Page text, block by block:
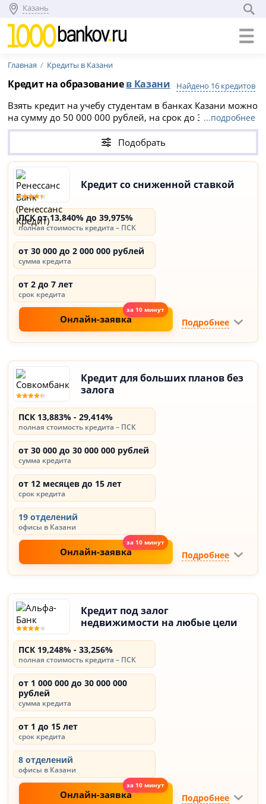
Казань
Главная Кредиты в Казани
Кредит на образованиев Казани Найдено 16 кредитов
Взять кредит на учебу студентам в банках Казани можно
на сумму до 50 000 000 рублей, на срок до 30 лет.
Доступные предложения отличаются требованиями к
заемщику, способом подтверждения дохода и полной
стоимостью кредита: ПСК составляет от 13.84% до
61.999% годовых.
...подробнее
Подобрать
Кредит со сниженной ставкой
ПСК от 13,840% до 39,975%
полная стоимость кредита – ПСК
от 30 000 до 2 000 000 рублей
сумма кредита
от 2 до 7 лет
срок кредита
Онлайн-заявка Подробнее
Кредит для больших планов без
залога
ПСК 13,883% - 29,414%
полная стоимость кредита – ПСК
от 30 000 до 30 000 000 рублей
сумма кредита
от 12 месяцев до 15 лет
срок кредита
19 отделений
офисы в Казани
Онлайн-заявка Подробнее
Кредит под залог
недвижимости на любые цели
ПСК 19,248% - 33,256%
полная стоимость кредита – ПСК
от 1 000 000 до 30 000 000
рублей
сумма кредита
от 1 до 15 лет
срок кредита
8 отделений
офисы в Казани
Онлайн-заявка Подробнее